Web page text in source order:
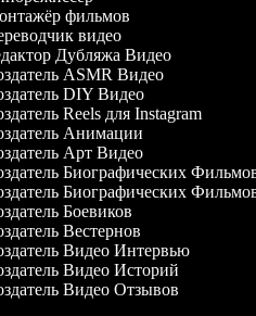
фильмов
видео
Дубляжа Видео
ASMR Видео
DIY Видео
Reels для Instagram
Анимации
Арт Видео
Биографических Фильмов
Биографических Фильмов
Боевиков
Вестернов
Видео Интервью
Видео Историй
Видео Отзывов